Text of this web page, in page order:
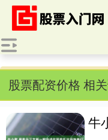
股票配资价格 相